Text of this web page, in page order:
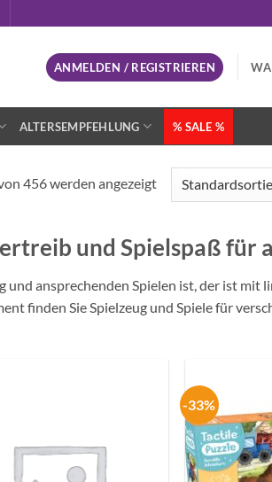
ANMELDEN / REGISTRIEREN
ALTERSEMPFEHLUNG % SALE %
456 werden angezeigt
und Spielspaß für
und ansprechenden Spielen ist, der ist mit
finden Sie Spielzeug und Spiele für
-33%